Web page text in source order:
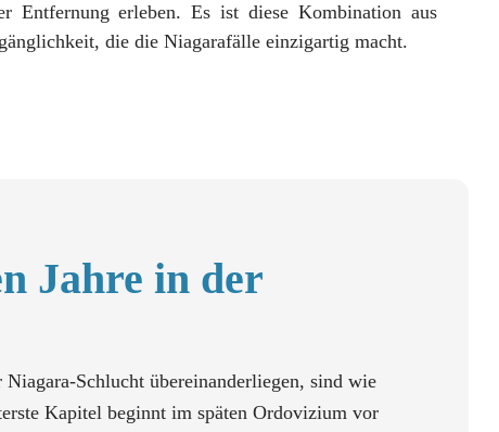
Entfernung erleben. Es ist diese Kombination aus
die die Niagarafälle einzigartig macht.
Jahre in der
Schlucht übereinanderliegen, sind wie
Kapitel beginnt im späten Ordovizium vor